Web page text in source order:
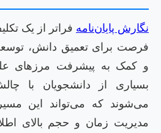
نگارش پایان‌نامه فراتر از یک
فرصت برای تعمیق دانش،
و کمک به پیشرفت مرزهای
بسیاری از دانشجویان با
می‌شوند که می‌تواند این
مدیریت زمان و حجم بالای